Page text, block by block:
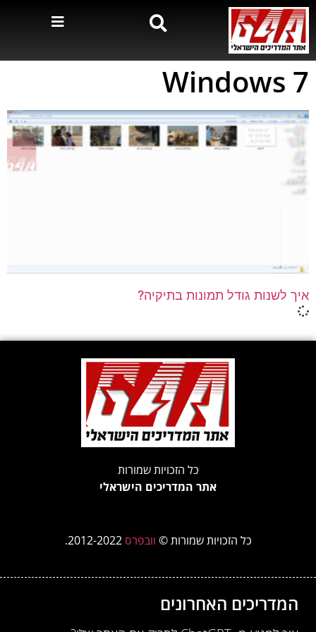
Windows 7
איך לשנות גודל תמונות בתיקיה?
כל הזכויות שמורות
אתר המדריכים הישראלי
כל הזכויות שמורות © וובפרס 2012-2022.
המדריכים האחרונים